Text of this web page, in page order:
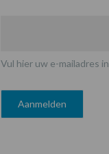
Vul hier uw e-mailadres in